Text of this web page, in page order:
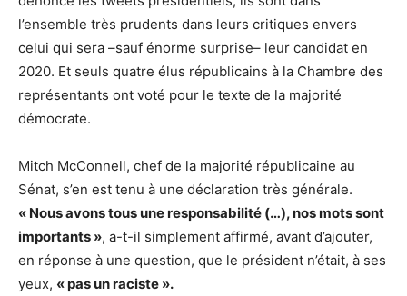
l’ensemble très prudents dans leurs critiques envers
celui qui sera –sauf énorme surprise– leur candidat en
2020. Et seuls quatre élus républicains à la Chambre des
représentants ont voté pour le texte de la majorité
démocrate.
Mitch McConnell, chef de la majorité républicaine au
Sénat, s’en est tenu à une déclaration très générale.
« Nous avons tous une responsabilité (…), nos mots sont
importants », a-t-il simplement affirmé, avant d’ajouter,
en réponse à une question, que le président n’était, à ses
yeux, « pas un raciste ».